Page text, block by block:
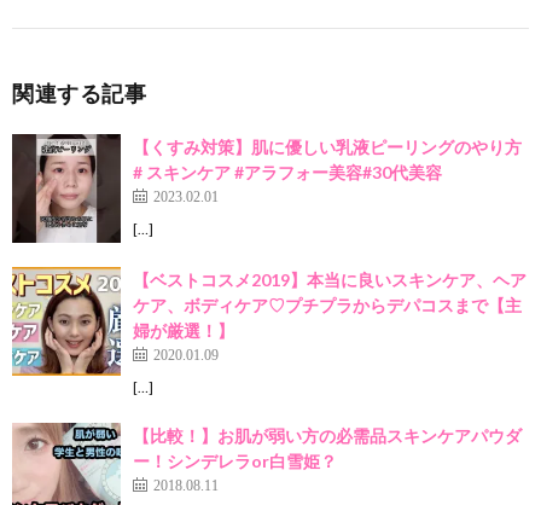
関連する記事
【くすみ対策】肌に優しい乳液ピーリングのやり方
# スキンケア #アラフォー美容#30代美容
2023.02.01
[…]
【ベストコスメ2019】本当に良いスキンケア、ヘア
ケア、ボディケア♡プチプラからデパコスまで【主
婦が厳選！】
2020.01.09
[…]
【比較！】お肌が弱い方の必需品スキンケアパウダ
ー！シンデレラor白雪姫？
2018.08.11